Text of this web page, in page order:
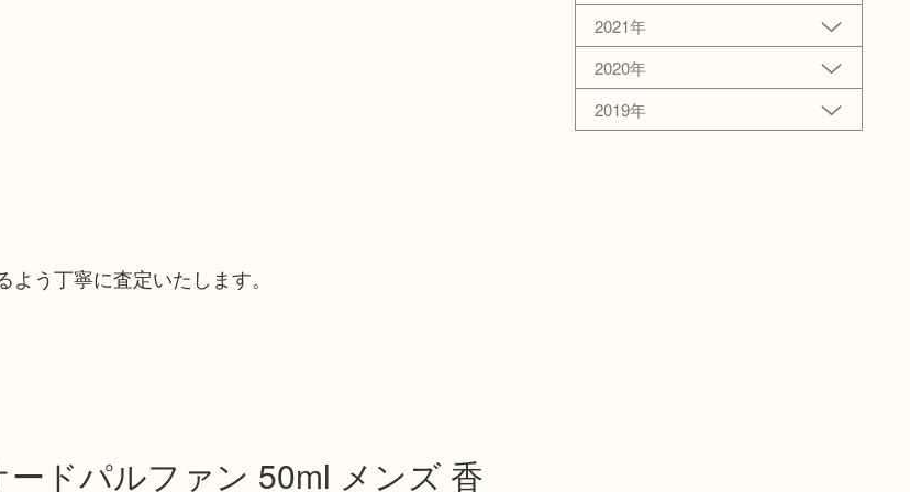
う丁寧に査定いたします。
ドパルファン 50ml メンズ 香
2021年
2020年
2019年